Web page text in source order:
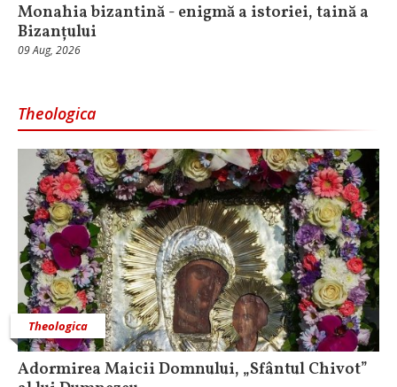
Monahia bizantină - enigmă a istoriei, taină a
Bizanțului
09 Aug, 2026
Theologica
Theologica
Adormirea Maicii Domnului, „Sfântul Chivot”